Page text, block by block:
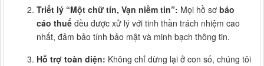
Triết lý “Một chữ tín, Vạn niềm tin”: Mọi hồ sơ báo
cáo thuế đều được xử lý với tinh thần trách nhiệm cao
nhất, đảm bảo tính bảo mật và minh bạch thông tin.
Hỗ trợ toàn diện: Không chỉ dừng lại ở con số, chúng tôi